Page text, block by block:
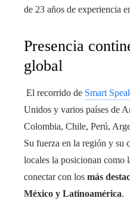
de 23 años de experiencia
Presencia
global
El recorrido de Smart
Unidos y varios países de
Colombia, Chile, Perú,
Su fuerza en la región y su
locales la posicionan como
conectar con los más
México y Latinoamérica.